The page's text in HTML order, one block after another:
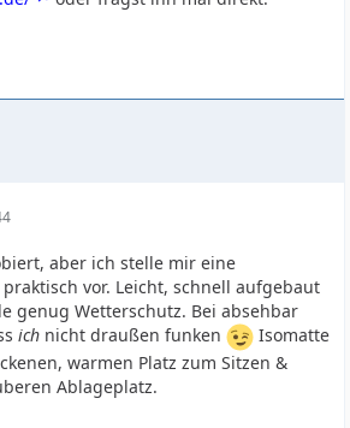
aber ich stelle mir eine
vor. Leicht, schnell aufgebaut
genug Wetterschutz. Bei absehbar
ich nicht draußen funken
Isomatte
warmen Platz zum Sitzen &
Ablageplatz.